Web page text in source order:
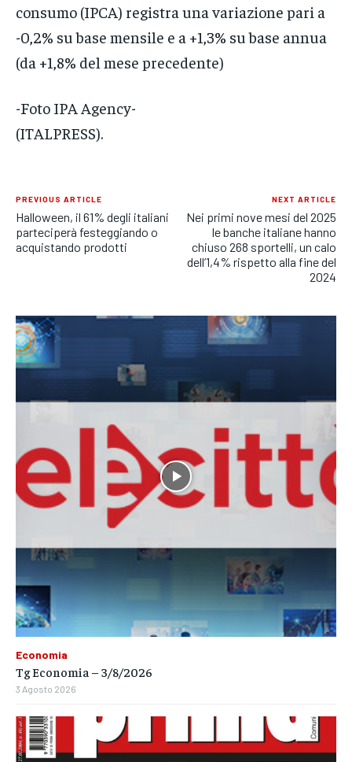
consumo (IPCA) registra una variazione pari a
-0,2% su base mensile e a +1,3% su base annua
(da +1,8% del mese precedente)
-Foto IPA Agency-
(ITALPRESS).
PREVIOUS ARTICLE
Halloween, il 61% degli italiani
parteciperà festeggiando o
acquistando prodotti
NEXT ARTICLE
Nei primi nove mesi del 2025
le banche italiane hanno
chiuso 268 sportelli, un calo
dell’1,4% rispetto alla fine del
2024
Economia
Tg Economia – 3/8/2026
3 Agosto 2026